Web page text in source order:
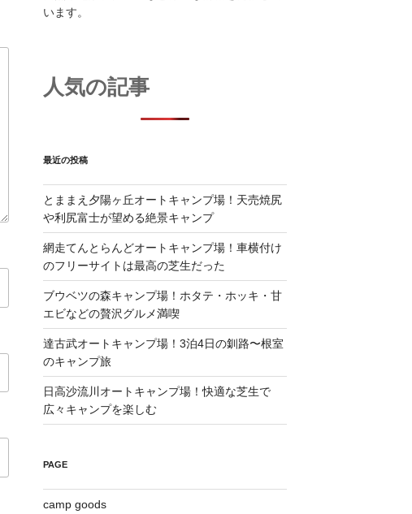
います。
人気の記事
最近の投稿
とままえ夕陽ヶ丘オートキャンプ場！天売焼尻
や利尻富士が望める絶景キャンプ
網走てんとらんどオートキャンプ場！車横付け
のフリーサイトは最高の芝生だった
ブウベツの森キャンプ場！ホタテ・ホッキ・甘
エビなどの贅沢グルメ満喫
達古武オートキャンプ場！3泊4日の釧路〜根室
のキャンプ旅
日高沙流川オートキャンプ場！快適な芝生で
広々キャンプを楽しむ
PAGE
camp goods